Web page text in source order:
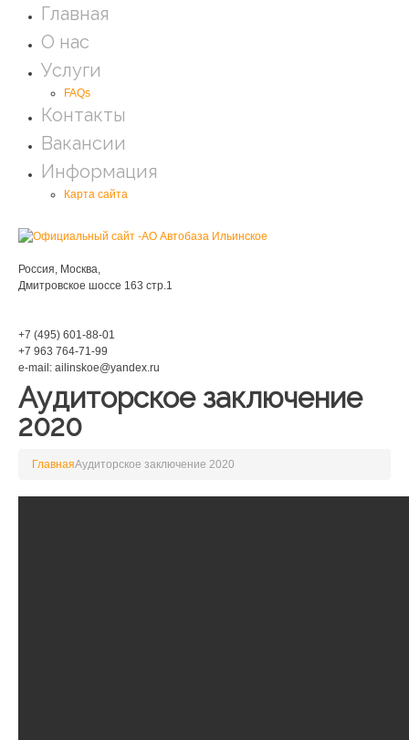
Главная
О нас
Услуги
FAQs
Контакты
Вакансии
Информация
Карта сайта
Россия, Москва,
Дмитровское шоссе 163 стр.1
+7 (495) 601-88-01
+7 963 764-71-99
e-mail: ailinskoe@yandex.ru
Аудиторское заключение
2020
ГлавнаяАудиторское заключение 2020